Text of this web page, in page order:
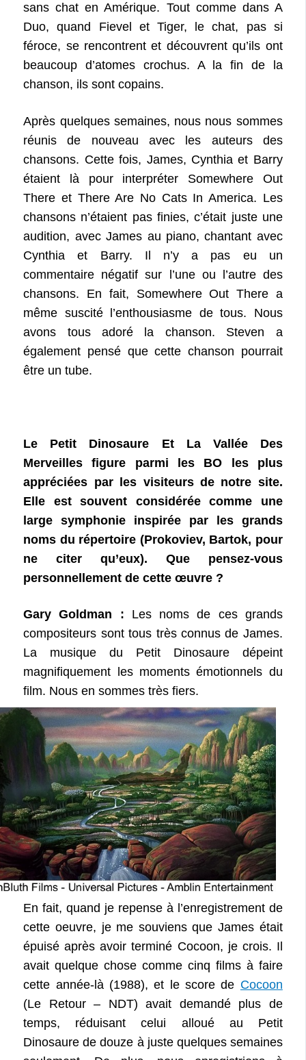
sans chat en Amérique. Tout comme dans A
Duo, quand Fievel et Tiger, le chat, pas si
féroce, se rencontrent et découvrent qu’ils ont
beaucoup d’atomes crochus. A la fin de la
chanson, ils sont copains.
Après quelques semaines, nous nous sommes
réunis de nouveau avec les auteurs des
chansons. Cette fois, James, Cynthia et Barry
étaient là pour interpréter Somewhere Out
There et There Are No Cats In America. Les
chansons n’étaient pas finies, c’était juste une
audition, avec James au piano, chantant avec
Cynthia et Barry. Il n’y a pas eu un
commentaire négatif sur l’une ou l’autre des
chansons. En fait, Somewhere Out There a
même suscité l’enthousiasme de tous. Nous
avons tous adoré la chanson. Steven a
également pensé que cette chanson pourrait
être un tube.
Le Petit Dinosaure Et La Vallée Des
Merveilles figure parmi les BO les plus
appréciées par les visiteurs de notre site.
Elle est souvent considérée comme une
large symphonie inspirée par les grands
noms du répertoire (Prokoviev, Bartok, pour
ne citer qu’eux). Que pensez-vous
personnellement de cette œuvre ?
Gary Goldman : Les noms de ces grands
compositeurs sont tous très connus de James.
La musique du Petit Dinosaure dépeint
magnifiquement les moments émotionnels du
film. Nous en sommes très fiers.
En fait, quand je repense à l’enregistrement de
cette oeuvre, je me souviens que James était
épuisé après avoir terminé Cocoon, je crois. Il
avait quelque chose comme cinq films à faire
cette année-là (1988), et le score de Cocoon
(Le Retour – NDT) avait demandé plus de
temps, réduisant celui alloué au Petit
Dinosaure de douze à juste quelques semaines